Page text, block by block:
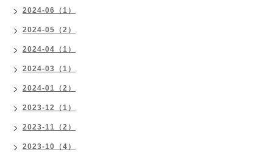
2024-06（1）
2024-05（2）
2024-04（1）
2024-03（1）
2024-01（2）
2023-12（1）
2023-11（2）
2023-10（4）